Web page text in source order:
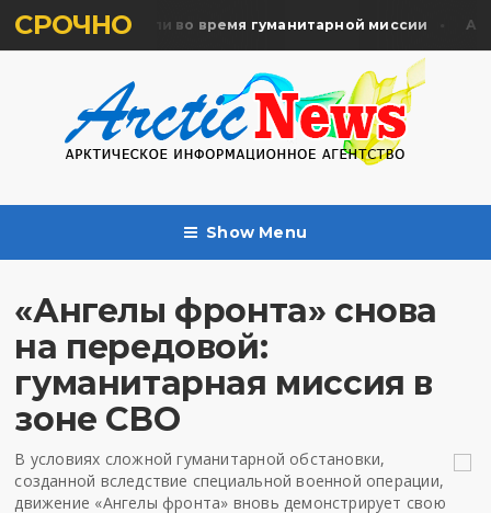
СРОЧНО
жертв почтили во время гуманитарной миссии
Show Menu
«Ангелы фронта» снова
на передовой:
гуманитарная миссия в
зоне СВО
В условиях сложной гуманитарной обстановки,
созданной вследствие специальной военной операции,
движение «Ангелы фронта» вновь демонстрирует свою